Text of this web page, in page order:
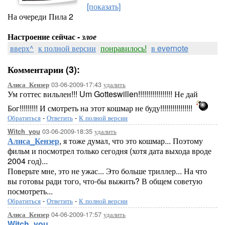
[показать]
На очереди Пила 2
Настроение сейчас -злое
вверх^ к полной версии понравилось! в evernote
Комментарии (3):
Алиса_Кензер 03-06-2009-17:43 удалить
Ум готтес вильлен!!! Um Gotteswillen!!!!!!!!!!!!!!!!! Не дай
Бог!!!!!!!!! И смотреть на этот кошмар не буду!!!!!!!!!!!!!!!!
Обратиться - Ответить - К полной версии
Witch_you 03-06-2009-18:35 удалить
Алиса_Кензер, я тоже думал, что это кошмар... Поэтому
фильм и посмотрел только сегодня (хотя дата выхода вроде
2004 год)...
Поверьте мне, это не ужас... Это больше триллер... На что
вы готовы ради того, что-бы выжить? В общем советую
посмотреть...
Обратиться - Ответить - К полной версии
Алиса_Кензер 04-06-2009-17:57 удалить